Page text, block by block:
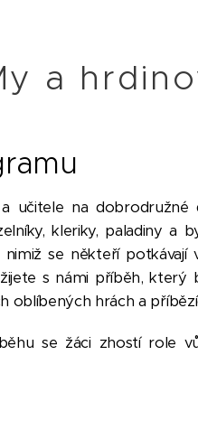
a
učitele na dobrodružné
kleriky, paladiny a
nimiž se někteří
s námi příběh,
oblíbených hrách a
se žáci zhostí role